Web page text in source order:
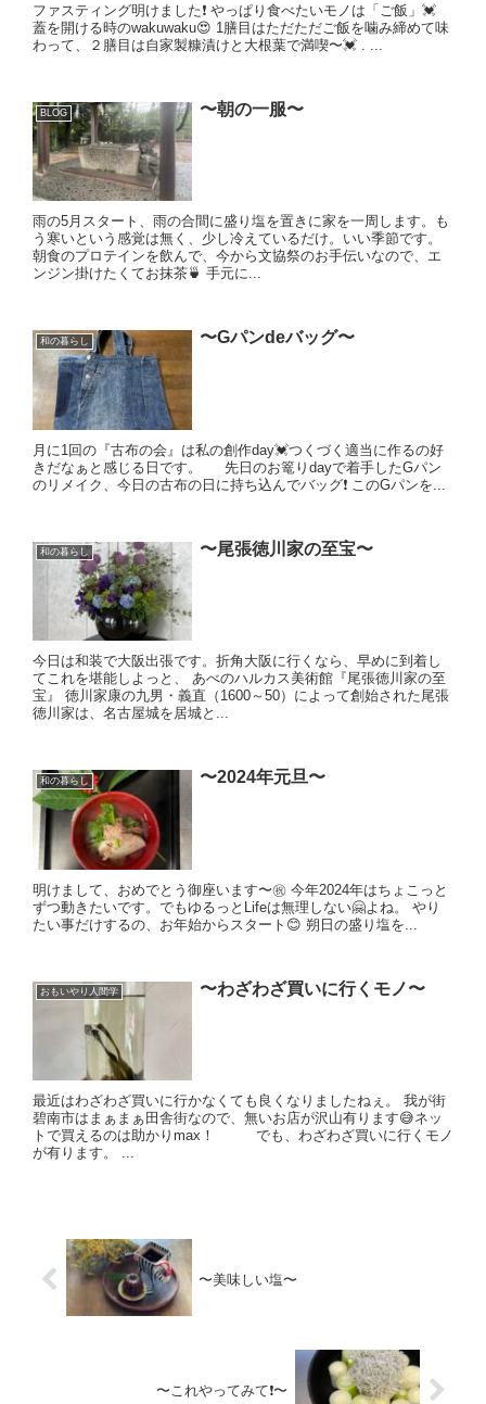
ファスティング明けました❗️ やっぱり食べたいモノは「ご飯」💓
蓋を開ける時のwakuwaku😍 1膳目はただただご飯を噛み締めて味
わって、２膳目は自家製糠漬けと大根葉で満喫〜💓 . ...
BLOG 〜朝の一服〜
雨の5月スタート、雨の合間に盛り塩を置きに家を一周します。も
う寒いという感覚は無く、少し冷えているだけ。いい季節です。
朝食のプロテインを飲んで、今から文協祭のお手伝いなので、エ
ンジン掛けたくてお抹茶🍵 手元に...
和の暮らし 〜Gパンdeバッグ〜
月に1回の『古布の会』は私の創作day💓つくづく適当に作るの好
きだなぁと感じる日です。 先日のお篭りdayで着手したGパン
のリメイク、今日の古布の日に持ち込んでバッグ❗️ このGパンを...
和の暮らし 〜尾張徳川家の至宝〜
今日は和装で大阪出張です。折角大阪に行くなら、早めに到着し
てこれを堪能しよっと、 あべのハルカス美術館『尾張徳川家の至
宝』 徳川家康の九男・義直（1600～50）によって創始された尾張
徳川家は、名古屋城を居城と...
和の暮らし 〜2024年元旦〜
明けまして、おめでとう御座います〜㊗️ 今年2024年はちょこっと
ずつ動きたいです。でもゆるっとLifeは無理しない🤗よね。 やり
たい事だけするの、お年始からスタート😊 朔日の盛り塩を...
おもいやり人間学 〜わざわざ買いに行くモノ〜
最近はわざわざ買いに行かなくても良くなりましたねぇ。 我が街
碧南市はまぁまぁ田舎街なので、無いお店が沢山有ります😅ネッ
トで買えるのは助かりmax！ でも、わざわざ買いに行くモノ
が有ります。 ...
〜美味しい塩〜
〜これやってみて❗️〜